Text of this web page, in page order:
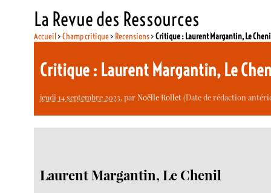
La Revue des Ressources
Accueil>Champ critique> Recensions>Critique : Laurent Margantin, Le
Critique : Laurent Margantin, Le
jeudi 14 septembre 2023, parNoëlle Rollet(Date de rédaction
Laurent Margantin,Le Chenil